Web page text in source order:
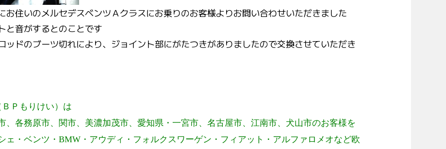
お住いのメルセデスベンツＡクラスにお乗りのお客様よりお問い合わせいただきました
と音がするとのことです
ッドのブーツ切れにより、ジョイント部にがたつきがありましたので交換させていただき
ＢＰもりけい）は
、各務原市、関市、美濃加茂市、愛知県・一宮市、名古屋市、江南市、犬山市のお客様を
ェ・ベンツ・ BMW ・アウディ・フォルクスワーゲン・フィアット・アルファロメオなど欧